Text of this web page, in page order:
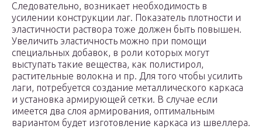
Следовательно, возникает необходимость в
усилении конструкции лаг. Показатель плотности и
эластичности раствора тоже должен быть повышен.
Увеличить эластичность можно при помощи
специальных добавок, в роли которых могут
выступать такие вещества, как полистирол,
растительные волокна и пр. Для того чтобы усилить
лаги, потребуется создание металлического каркаса
и установка армирующей сетки. В случае если
имеется два слоя армирования, оптимальным
вариантом будет изготовление каркаса из швеллера.